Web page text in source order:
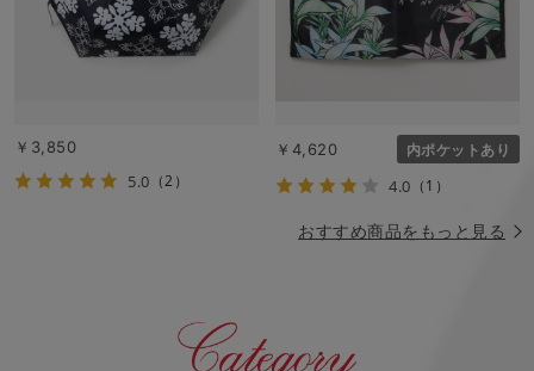
￥3,850
5.0 （2）
￥4,620 内ポケットあり
4.0 （1）
おすすめ商品をもっと見る